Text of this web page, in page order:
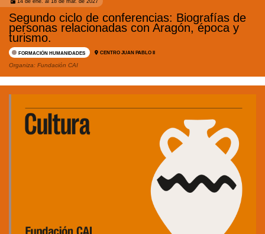
14 de ene. al 18 de mar. de 2027
Segundo ciclo de conferencias: Biografías de
personas relacionadas con Aragón, época y
turismo.
FORMACIÓN HUMANIDADES CENTRO JUAN PABLO II
Organiza: Fundación CAI